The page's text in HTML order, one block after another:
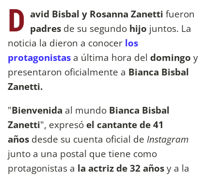
D avid Bisbal y Rosanna Zanetti fueron
padres de su segundo hijo juntos. La
noticia la dieron a conocer los
protagonistas a última hora del domingo y
presentaron oficialmente a Bianca Bisbal
Zanetti.
"Bienvenida al mundo Bianca Bisbal
Zanetti", expresó el cantante de 41
años desde su cuenta oficial de Instagram
junto a una postal que tiene como
protagonistas a la actriz de 32 añosy a la